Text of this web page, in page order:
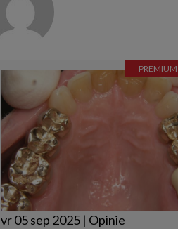
vr 05 sep 2025 | Opinie